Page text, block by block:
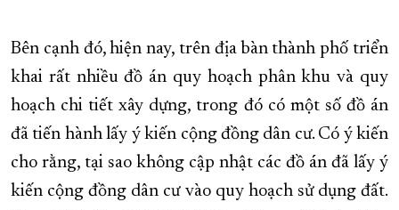
Bên cạnh đó, hiện nay, trên địa bàn thành phố triển
khai rất nhiều đồ án quy hoạch phân khu và quy
hoạch chi tiết xây dựng, trong đó có một số đồ án
đã tiến hành lấy ý kiến cộng đồng dân cư. Có ý kiến
cho rằng, tại sao không cập nhật các đồ án đã lấy ý
kiến cộng đồng dân cư vào quy hoạch sử dụng đất.